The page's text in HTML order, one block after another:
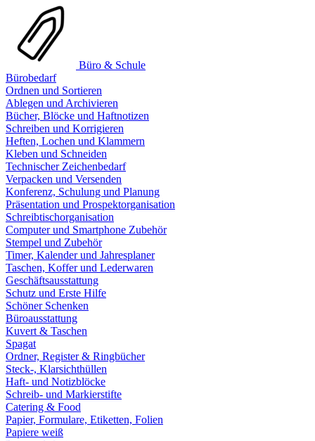
Büro & Schule
Bürobedarf
Ordnen und Sortieren
Ablegen und Archivieren
Bücher, Blöcke und Haftnotizen
Schreiben und Korrigieren
Heften, Lochen und Klammern
Kleben und Schneiden
Technischer Zeichenbedarf
Verpacken und Versenden
Konferenz, Schulung und Planung
Präsentation und Prospektorganisation
Schreibtischorganisation
Computer und Smartphone Zubehör
Stempel und Zubehör
Timer, Kalender und Jahresplaner
Taschen, Koffer und Lederwaren
Geschäftsausstattung
Schutz und Erste Hilfe
Schöner Schenken
Büroausstattung
Kuvert & Taschen
Spagat
Ordner, Register & Ringbücher
Steck-, Klarsichthüllen
Haft- und Notizblöcke
Schreib- und Markierstifte
Catering & Food
Papier, Formulare, Etiketten, Folien
Papiere weiß